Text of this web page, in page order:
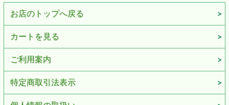
お店のトップへ戻る
カートを見る
ご利用案内
特定商取引法表示